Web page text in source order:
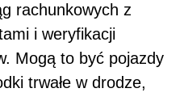
rachunkowych z
i weryfikacji
Mogą to być pojazdy
trwałe w drodze,